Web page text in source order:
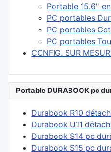
Portable 15.6''
PC portables
PC portables
PC portables
CONFIG. SUR
Portable DURABOOK pc
Durabook R10
Durabook U11
Durabook S14 pc
Durabook S15 pc